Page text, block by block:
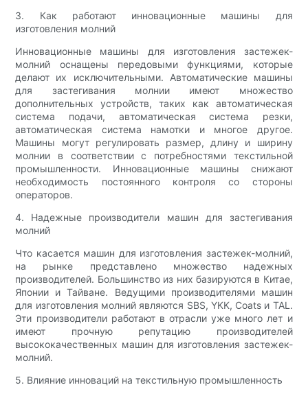
3. Как работают инновационные машины для
изготовления молний
Инновационные машины для изготовления застежек-
молний оснащены передовыми функциями, которые
делают их исключительными. Автоматические машины
для застегивания молнии имеют множество
дополнительных устройств, таких как автоматическая
система подачи, автоматическая система резки,
автоматическая система намотки и многое другое.
Машины могут регулировать размер, длину и ширину
молнии в соответствии с потребностями текстильной
промышленности. Инновационные машины снижают
необходимость постоянного контроля со стороны
операторов.
4. Надежные производители машин для застегивания
молний
Что касается машин для изготовления застежек-молний,
на рынке представлено множество надежных
производителей. Большинство из них базируются в Китае,
Японии и Тайване. Ведущими производителями машин
для изготовления молний являются SBS, YKK, Coats и TAL.
Эти производители работают в отрасли уже много лет и
имеют прочную репутацию производителей
высококачественных машин для изготовления застежек-
молний.
5. Влияние инноваций на текстильную промышленность